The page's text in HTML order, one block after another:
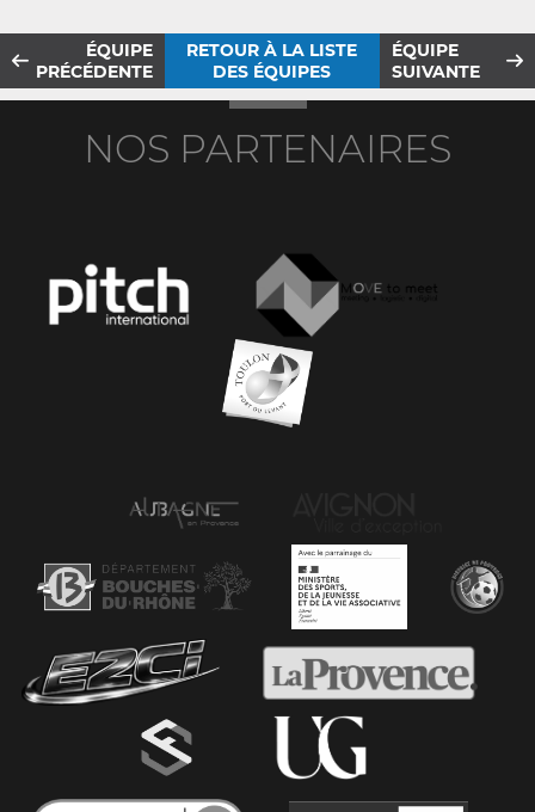
ÉQUIPE
PRÉCÉDENTE
RETOUR À LA LISTE
DES ÉQUIPES
ÉQUIPE
SUIVANTE
NOS PARTENAIRES